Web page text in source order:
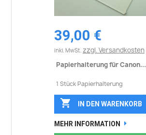
39,00 €
inkl. MwSt. zzgl. Versandkosten
Papierhalterung für Canon...
1 Stück Papierhalterung
 IN DEN WARENKORB
MEHR INFORMATION